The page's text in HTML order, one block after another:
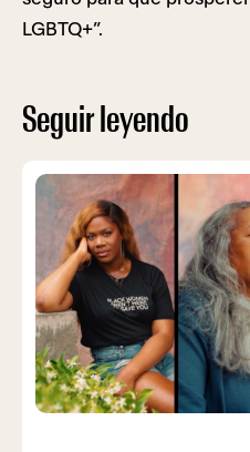
LGBTQ+”.
Seguir leyendo